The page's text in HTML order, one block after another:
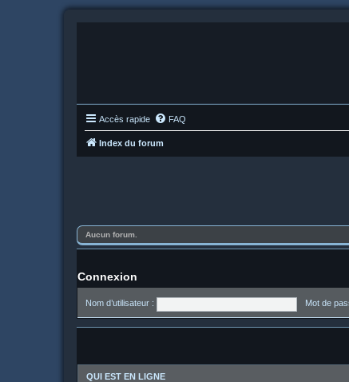
Accès rapide FAQ
Index du forum
Aucun forum.
Connexion
Nom d’utilisateur : Mot de
QUI EST EN LIGNE